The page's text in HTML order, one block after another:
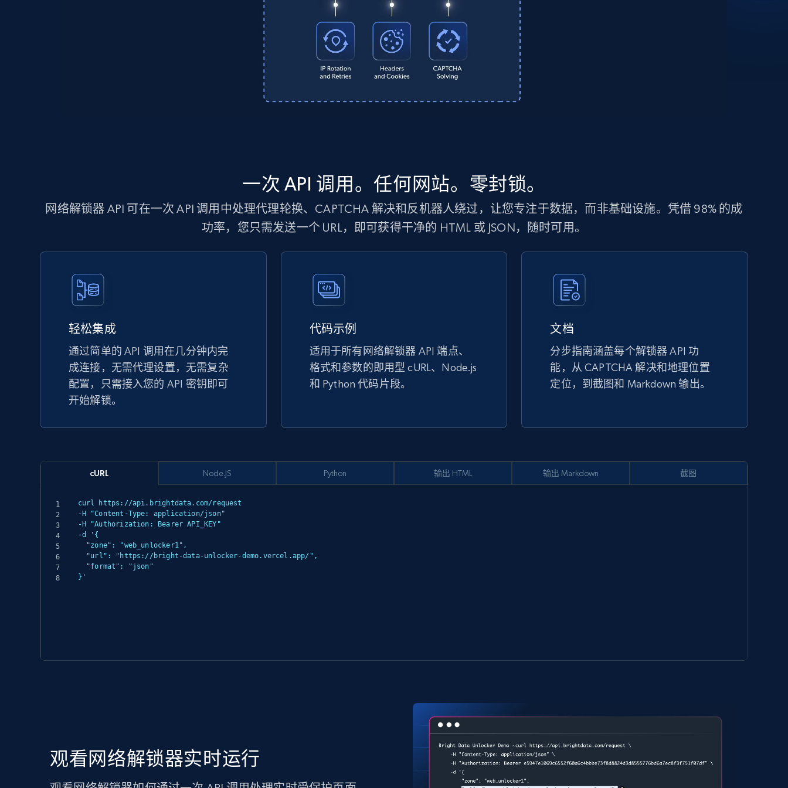
一次 API 调用。任何网站。零封锁。
网络解锁器 API 可在一次 API 调用中处理代理轮换、CAPTCHA 解决和反机器人绕过，让您专注于数据，而非基础设施。凭借 98% 的成
功率，您只需发送一个 URL，即可获得干净的 HTML 或 JSON，随时可用。
轻松集成
通过简单的 API 调用在几分钟内完
成连接，无需代理设置，无需复杂
配置，只需接入您的 API 密钥即可
开始解锁。
代码示例
适用于所有网络解锁器 API 端点、
格式和参数的即用型 cURL、Node.js
和 Python 代码片段。
文档
分步指南涵盖每个解锁器 API 功
能，从 CAPTCHA 解决和地理位置
定位，到截图和 Markdown 输出。
cURL
curl https://api.brightdata.com/request
-H "Content-Type: application/json"
-H "Authorization: Bearer API_KEY"
-d '{
}'
Node.JS Python 输出 HTML 输出 Markdown 截图
观看网络解锁器实时运行